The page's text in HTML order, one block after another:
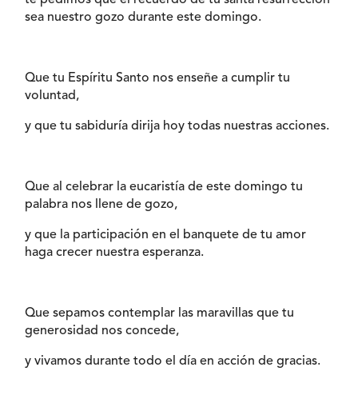
sea nuestro gozo durante este domingo.
Que tu Espíritu Santo nos enseñe a cumplir tu
voluntad,
y que tu sabiduría dirija hoy todas nuestras acciones.
Que al celebrar la eucaristía de este domingo tu
palabra nos llene de gozo,
y que la participación en el banquete de tu amor
haga crecer nuestra esperanza.
Que sepamos contemplar las maravillas que tu
generosidad nos concede,
y vivamos durante todo el día en acción de gracias.